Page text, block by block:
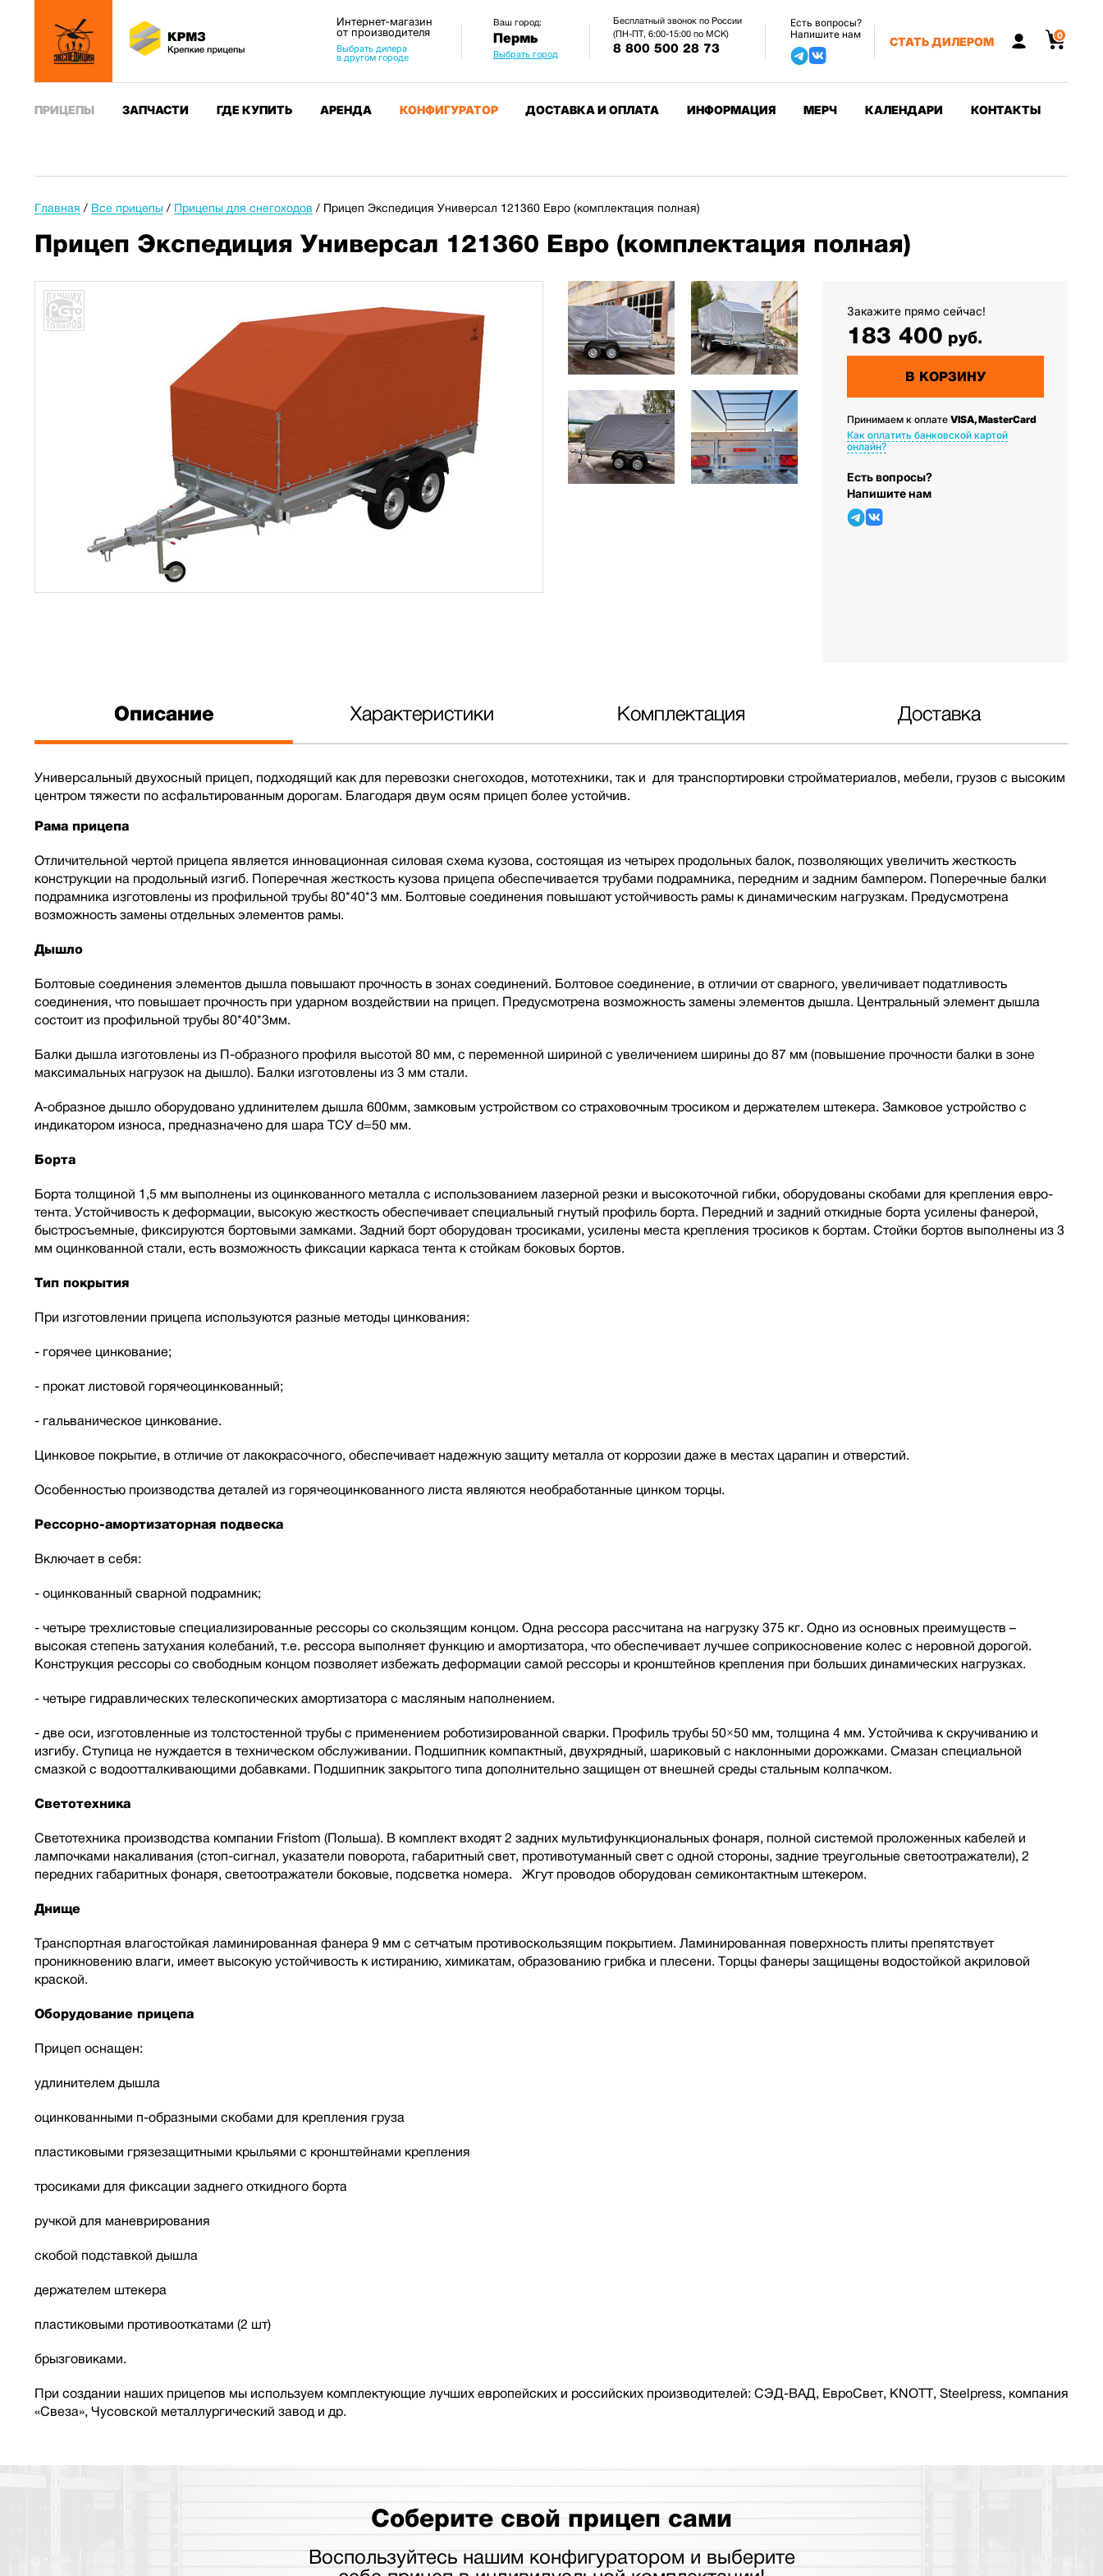
Интернет-магазин
от производителя
Выбрать дилера
в другом городе
Ваш город:
Пермь
Выбрать город
Бесплатный звонок по России
(ПН-ПТ, 6:00-15:00 по МСК)
8 800 500 28 73
Есть вопросы?
Напишите нам
СТАТЬ ДИЛЕРОМ 0
ПРИЦЕПЫ ЗАПЧАСТИ ГДЕ КУПИТЬ АРЕНДА КОНФИГУРАТОР ДОСТАВКА И ОПЛАТА ИНФОРМАЦИЯ МЕРЧ КАЛЕНДАРИ КОНТАКТЫ
Главная / Все прицепы / Прицепы для снегоходов / Прицеп Экспедиция Универсал 121360 Евро (комплектация полная)
Прицеп Экспедиция Универсал 121360 Евро (комплектация полная)
Закажите прямо сейчас!
183 400 руб.
В КОРЗИНУ
Принимаем к оплате VISA, MasterCard
Как оплатить банковской картой
онлайн?
Есть вопросы?
Напишите нам
Описание Характеристики Комплектация Доставка
Универсальный двухосный прицеп, подходящий как для перевозки снегоходов, мототехники, так и для транспортировки стройматериалов, мебели, грузов с высоким
центром тяжести по асфальтированным дорогам. Благодаря двум осям прицеп более устойчив.
Рама прицепа
Отличительной чертой прицепа является инновационная силовая схема кузова, состоящая из четырех продольных балок, позволяющих увеличить жесткость
конструкции на продольный изгиб. Поперечная жесткость кузова прицепа обеспечивается трубами подрамника, передним и задним бампером. Поперечные балки
подрамника изготовлены из профильной трубы 80*40*3 мм. Болтовые соединения повышают устойчивость рамы к динамическим нагрузкам. Предусмотрена
возможность замены отдельных элементов рамы.
Дышло
Болтовые соединения элементов дышла повышают прочность в зонах соединений. Болтовое соединение, в отличии от сварного, увеличивает податливость
соединения, что повышает прочность при ударном воздействии на прицеп. Предусмотрена возможность замены элементов дышла. Центральный элемент дышла
состоит из профильной трубы 80*40*3мм.
Балки дышла изготовлены из П-образного профиля высотой 80 мм, с переменной шириной с увеличением ширины до 87 мм (повышение прочности балки в зоне
максимальных нагрузок на дышло). Балки изготовлены из 3 мм стали.
А-образное дышло оборудовано удлинителем дышла 600мм, замковым устройством со страховочным тросиком и держателем штекера. Замковое устройство с
индикатором износа, предназначено для шара ТСУ d=50 мм.
Борта
Борта толщиной 1,5 мм выполнены из оцинкованного металла с использованием лазерной резки и высокоточной гибки, оборудованы скобами для крепления евро-
тента. Устойчивость к деформации, высокую жесткость обеспечивает специальный гнутый профиль борта. Передний и задний откидные борта усилены фанерой,
быстросъемные, фиксируются бортовыми замками. Задний борт оборудован тросиками, усилены места крепления тросиков к бортам. Стойки бортов выполнены из 3
мм оцинкованной стали, есть возможность фиксации каркаса тента к стойкам боковых бортов.
Тип покрытия
При изготовлении прицепа используются разные методы цинкования:
- горячее цинкование;
- прокат листовой горячеоцинкованный;
- гальваническое цинкование.
Цинковое покрытие, в отличие от лакокрасочного, обеспечивает надежную защиту металла от коррозии даже в местах царапин и отверстий.
Особенностью производства деталей из горячеоцинкованного листа являются необработанные цинком торцы.
Рессорно-амортизаторная подвеска
Включает в себя:
- оцинкованный сварной подрамник;
- четыре трехлистовые специализированные рессоры со скользящим концом. Одна рессора рассчитана на нагрузку 375 кг. Одно из основных преимуществ –
высокая степень затухания колебаний, т.е. рессора выполняет функцию и амортизатора, что обеспечивает лучшее соприкосновение колес с неровной дорогой.
Конструкция рессоры со свободным концом позволяет избежать деформации самой рессоры и кронштейнов крепления при больших динамических нагрузках.
- четыре гидравлических телескопических амортизатора с масляным наполнением.
- две оси, изготовленные из толстостенной трубы с применением роботизированной сварки. Профиль трубы 50×50 мм, толщина 4 мм. Устойчива к скручиванию и
изгибу. Ступица не нуждается в техническом обслуживании. Подшипник компактный, двухрядный, шариковый с наклонными дорожками. Смазан специальной
смазкой с водоотталкивающими добавками. Подшипник закрытого типа дополнительно защищен от внешней среды стальным колпачком.
Светотехника
Светотехника производства компании Fristom (Польша). В комплект входят 2 задних мультифункциональных фонаря, полной cистемой проложенных кабелей и
лампочками накаливания (стоп-сигнал, указатели поворота, габаритный свет, противотуманный свет с одной стороны, задние треугольные светоотражатели), 2
передних габаритных фонаря, светоотражатели боковые, подсветка номера. Жгут проводов оборудован семиконтактным штекером.
Днище
Транспортная влагостойкая ламинированная фанера 9 мм с сетчатым противоскользящим покрытием. Ламинированная поверхность плиты препятствует
проникновению влаги, имеет высокую устойчивость к истиранию, химикатам, образованию грибка и плесени. Торцы фанеры защищены водостойкой акриловой
краской.
Оборудование прицепа
Прицеп оснащен:
удлинителем дышла
оцинкованными п-образными скобами для крепления груза
пластиковыми грязезащитными крыльями с кронштейнами крепления
тросиками для фиксации заднего откидного борта
ручкой для маневрирования
скобой подставкой дышла
держателем штекера
пластиковыми противооткатами (2 шт)
брызговиками.
При создании наших прицепов мы используем комплектующие лучших европейских и российских производителей: СЭД-ВАД, ЕвроСвет, KNOTT, Steelpress, компания
«Свеза», Чусовской металлургический завод и др.
Соберите свой прицеп сами
Воспользуйтесь нашим конфигуратором и выберите